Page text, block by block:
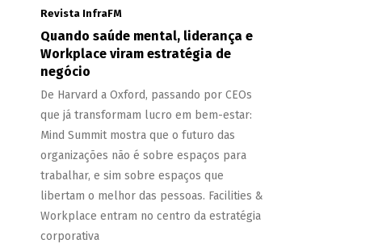
Revista InfraFM
Quando saúde mental, liderança e
Workplace viram estratégia de
negócio
De Harvard a Oxford, passando por CEOs
que já transformam lucro em bem-estar:
Mind Summit mostra que o futuro das
organizações não é sobre espaços para
trabalhar, e sim sobre espaços que
libertam o melhor das pessoas. Facilities &
Workplace entram no centro da estratégia
corporativa